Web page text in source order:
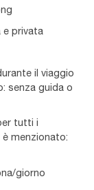
e privata
il viaggio
senza guida o
tutti i
menzionato:
giorno